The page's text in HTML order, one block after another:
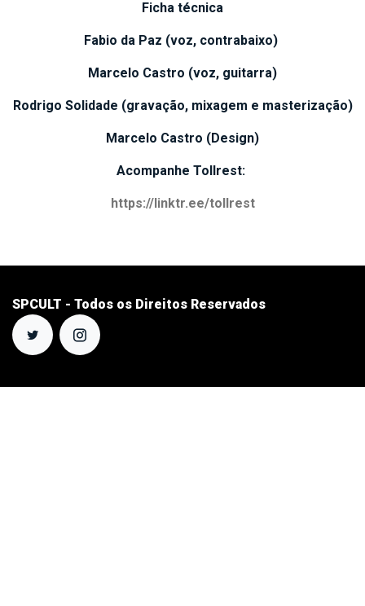
Ficha técnica
Fabio da Paz (voz, contrabaixo)
Marcelo Castro (voz, guitarra)
Rodrigo Solidade (gravação, mixagem e masterização)
Marcelo Castro (Design)
Acompanhe Tollrest:
https://linktr.ee/tollrest
SPCULT - Todos os Direitos Reservados